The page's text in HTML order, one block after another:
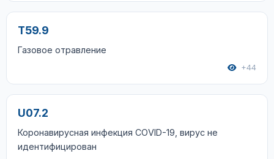
T59.9
Газовое отравление
+44
U07.2
Коронавирусная инфекция COVID-19, вирус не
идентифицирован